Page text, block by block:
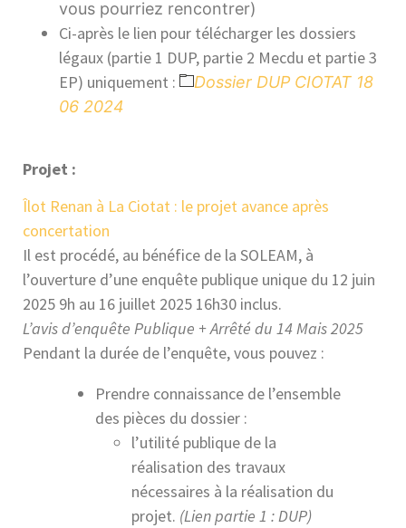
vous pourriez rencontrer)
Ci-après le lien pour télécharger les dossiers
légaux (partie 1 DUP, partie 2 Mecdu et partie 3
EP) uniquement :
Dossier DUP CIOTAT 18
06 2024
Projet :
Îlot Renan à La Ciotat : le projet avance après
concertation
Il est procédé, au bénéfice de la SOLEAM, à
l’ouverture d’une enquête publique unique du 12 juin
2025 9h au 16 juillet 2025 16h30 inclus.
L’avis d’enquête Publique + Arrêté du 14 Mais 2025
Pendant la durée de l’enquête, vous pouvez :
Prendre connaissance de l’ensemble
des pièces du dossier :
l’utilité publique de la
réalisation des travaux
nécessaires à la réalisation du
projet. (Lien partie 1 : DUP)